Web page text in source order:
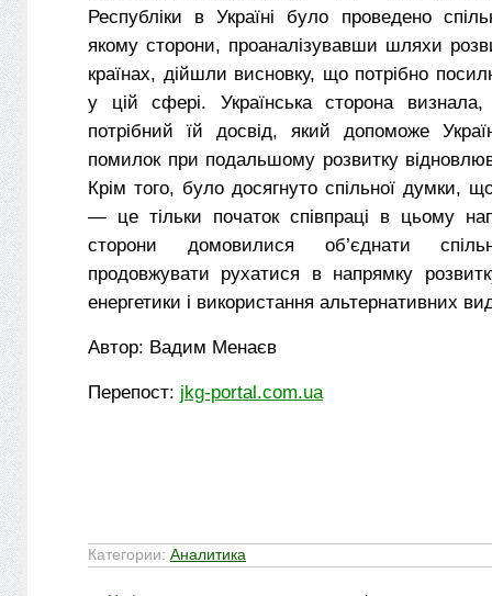
Республіки в Україні було проведено
якому сторони, проаналізувавши шляхи
країнах, дійшли висновку, що потрібно
у цій сфері. Українська сторона
потрібний їй досвід, який допоможе
помилок при подальшому розвитку
Крім того, було досягнуто спільної думки,
— це тільки початок співпраці в цьому
сторони домовилися об’єднати
продовжувати рухатися в напрямку
енергетики і використання альтернативних
Автор: Вадим Менаєв
Перепост: jkg-portal.com.ua
Категории: Аналитика